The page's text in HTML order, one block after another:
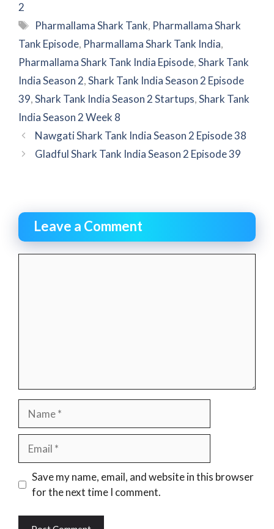
2
Tags
Pharmallama Shark Tank, Pharmallama Shark
Tank Episode, Pharmallama Shark Tank India,
Pharmallama Shark Tank India Episode,Shark Tank
India Season 2,Shark Tank India Season 2 Episode
39,Shark Tank India Season 2 Startups,Shark Tank
India Season 2 Week 8
Nawgati Shark Tank India Season 2 Episode 38
Gladful Shark Tank India Season 2 Episode 39
Leave a Comment
Name
Email
Website
Save my name, email, and website in this browser
for the next time I comment.